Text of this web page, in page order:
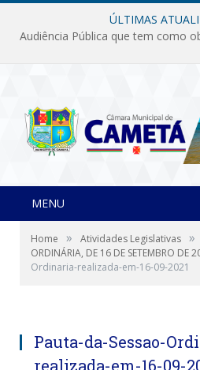
ÚLTIMAS
MENU
Home » Atividades Legislativas »
ORDINÁRIA, DE 16 DE SETEMBRO DE
Ordinaria-realizada-em-16-09-2021
Pauta-da-Sessao-
realizada-em-16-09-